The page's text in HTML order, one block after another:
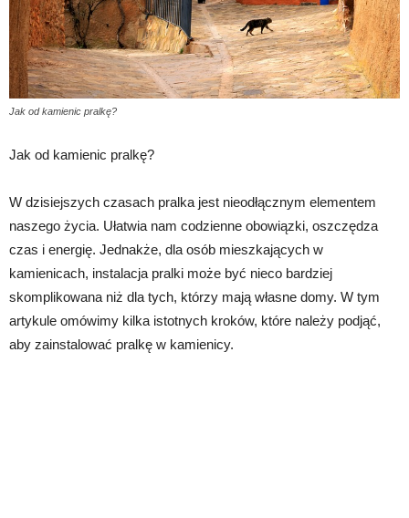
Jak od kamienic pralkę?
Jak od kamienic pralkę?
W dzisiejszych czasach pralka jest nieodłącznym elementem
naszego życia. Ułatwia nam codzienne obowiązki, oszczędza
czas i energię. Jednakże, dla osób mieszkających w
kamienicach, instalacja pralki może być nieco bardziej
skomplikowana niż dla tych, którzy mają własne domy. W tym
artykule omówimy kilka istotnych kroków, które należy podjąć,
aby zainstalować pralkę w kamienicy.